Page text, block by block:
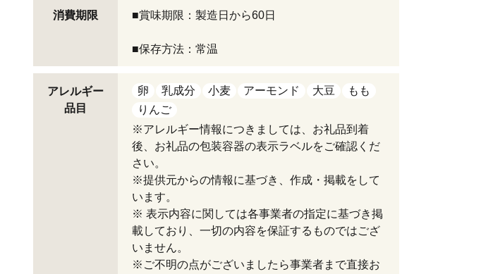
消費期限 ■賞味期限：製造日から60日
■保存方法：常温
アレルギー
品目
卵 乳成分 小麦 アーモンド 大豆
もも
りんご
※アレルギー情報につきましては、お礼品到着
後、お礼品の包装容器の表示ラベルをご確認くだ
さい。
※提供元からの情報に基づき、作成・掲載をして
います。
※ 表示内容に関しては各事業者の指定に基づき掲
載しており、一切の内容を保証するものではござ
いません。
※ご不明の点がございましたら事業者まで直接お